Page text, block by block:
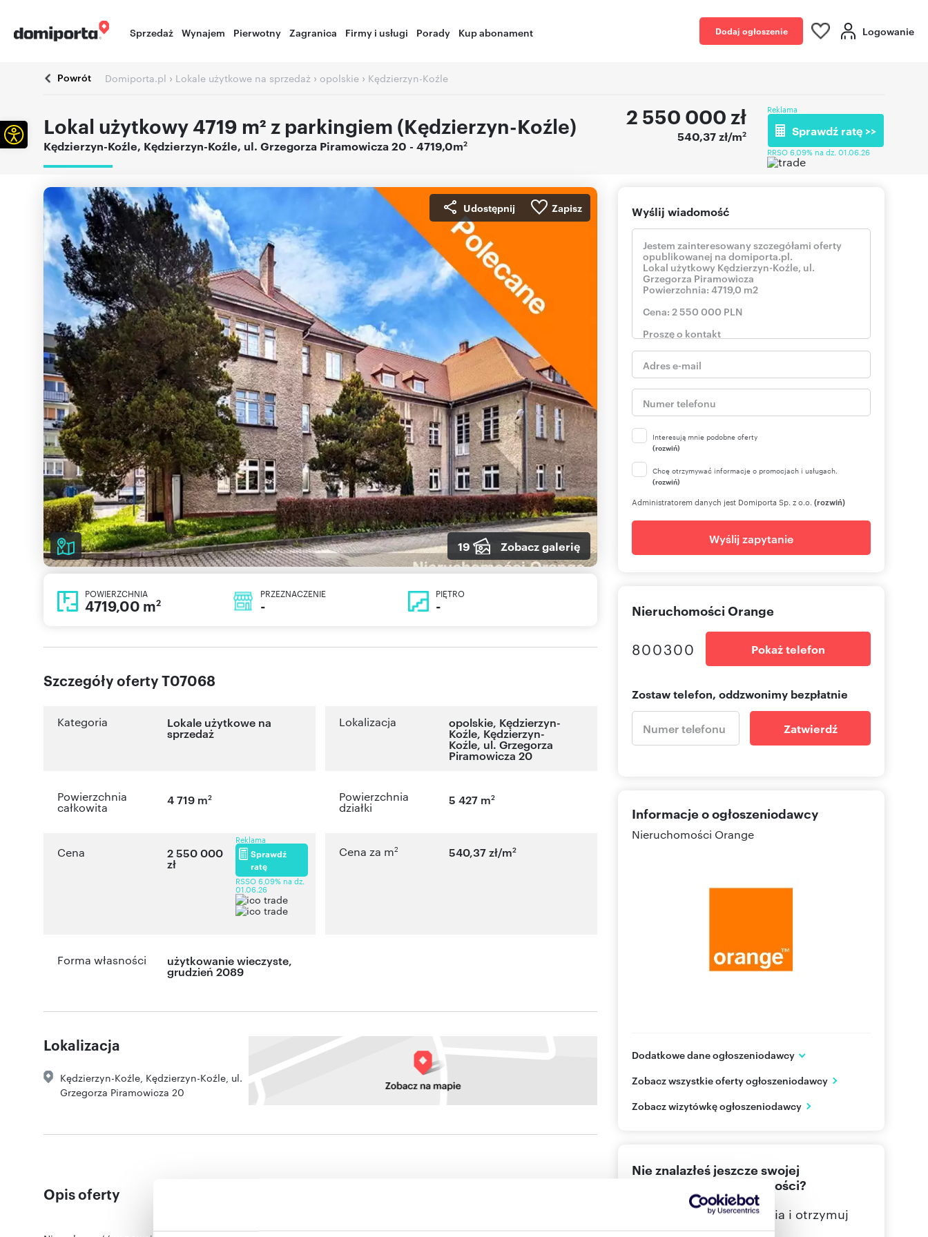
Sprzedaż Wynajem Pierwotny Zagranica Firmy i usługi Porady Kup abonament Dodaj ogłoszenie Logowanie
Powrót Domiporta.pl › Lokale użytkowe na sprzedaż › opolskie › Kędzierzyn-Koźle
Lokal użytkowy 4719 m² z parkingiem (Kędzierzyn-Koźle)
Kędzierzyn-Koźle, Kędzierzyn-Koźle, ul. Grzegorza Piramowicza 20 - 4719,0m2
2 550 000 zł
540,37 zł/m2
Reklama
Sprawdź ratę >>
RRSO 6,09% na dz. 01.06.26
Udostępnij Zapisz
19 Zobacz galerię
POWIERZCHNIA
4719,00 m2
PRZEZNACZENIE
-
PIĘTRO
-
Szczegóły oferty T07068
Kategoria Lokale użytkowe na
sprzedaż
Lokalizacja opolskie, Kędzierzyn-
Koźle, Kędzierzyn-
Koźle, ul. Grzegorza
Piramowicza 20
Powierzchnia
całkowita
4 719 m2 Powierzchnia
działki
5 427 m2
Cena 2 550 000
zł
Reklama
Sprawdź
ratę
RSSO 6,09% na dz.
01.06.26
Cena za m2 540,37 zł/m2
Forma własności użytkowanie wieczyste,
grudzień 2089
Lokalizacja
Kędzierzyn-Koźle, Kędzierzyn-Koźle, ul.
Grzegorza Piramowicza 20
Opis oferty
Wyślij wiadomość
Interesują mnie podobne oferty
(rozwiń)
Chcę otrzymywać informacje o promocjach i usługach.
(rozwiń)
Administratorem danych jest Domiporta Sp. z o.o. (rozwiń)
Wyślij zapytanie
Nieruchomości Orange
800300 Pokaż telefon
Zostaw telefon, oddzwonimy bezpłatnie
Zatwierdź
Informacje o ogłoszeniodawcy
Nieruchomości Orange
Dodatkowe dane ogłoszeniodawcy
Warszawa
PL
Zobacz wszystkie oferty ogłoszeniodawcy
Zobacz wizytówkę ogłoszeniodawcy
Nie znalazłeś jeszcze swojej
wymarzonej nieruchomości?
Określ swoje oczekiwania i otrzymuj
Otwórz pasek narzędzi